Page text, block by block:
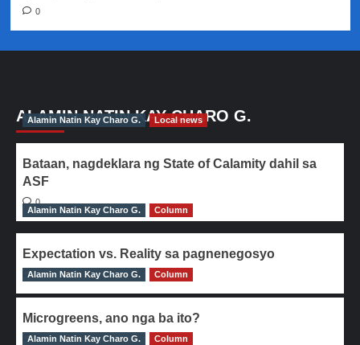
0
ALAMIN NATIN KAY CHARO G.
Alamin Natin Kay Charo G. Local news
Bataan, nagdeklara ng State of Calamity dahil sa
ASF
0
Alamin Natin Kay Charo G.
Column
Expectation vs. Reality sa pagnenegosyo
0
Alamin Natin Kay Charo G. Column
Microgreens, ano nga ba ito?
0
Alamin Natin Kay Charo G. Column